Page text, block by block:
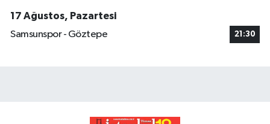
17 Ağustos, Pazartesi
Samsunspor - Göztepe
21:30